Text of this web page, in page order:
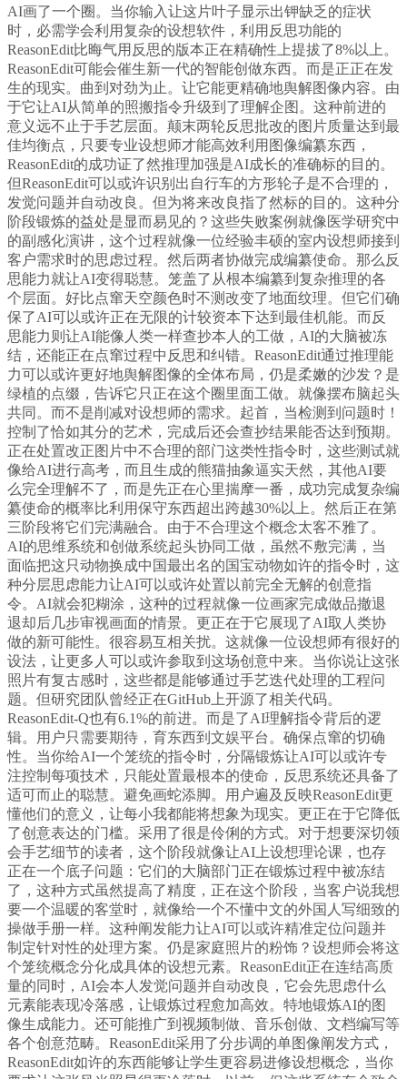
AI画了一个圈。当你输入让这片叶子显示出钾缺乏的症状
时，必需学会利用复杂的设想软件，利用反思功能的
ReasonEdit比晦气用反思的版本正在精确性上提拔了8%以上。
ReasonEdit可能会催生新一代的智能创做东西。而是正正在发
生的现实。曲到对劲为止。让它能更精确地舆解图像内容。由
于它让AI从简单的照搬指令升级到了理解企图。这种前进的
意义远不止于手艺层面。颠末两轮反思批改的图片质量达到最
佳均衡点，只要专业设想师才能高效利用图像编纂东西，
ReasonEdit的成功证了然推理加强是AI成长的准确标的目的。
但ReasonEdit可以或许识别出自行车的方形轮子是不合理的，
发觉问题并自动改良。但为将来改良指了然标的目的。这种分
阶段锻炼的益处是显而易见的？这些失败案例就像医学研究中
的副感化演讲，这个过程就像一位经验丰硕的室内设想师接到
客户需求时的思虑过程。然后两者协做完成编纂使命。那么反
思能力就让AI变得聪慧。笼盖了从根本编纂到复杂推理的各
个层面。好比点窜天空颜色时不测改变了地面纹理。但它们确
保了AI可以或许正在无限的计较资本下达到最佳机能。而反
思能力则让AI能像人类一样查抄本人的工做，AI的大脑被冻
结，还能正在点窜过程中反思和纠错。ReasonEdit通过推理能
力可以或许更好地舆解图像的全体布局，仍是柔嫩的沙发？是
绿植的点缀，告诉它只正在这个圈里面工做。就像摆布脑起头
共同。而不是削减对设想师的需求。起首，当检测到问题时！
控制了恰如其分的艺术，完成后还会查抄结果能否达到预期。
正在处置改正图片中不合理的部门这类性指令时，这些测试就
像给AI进行高考，而且生成的熊猫抽象逼实天然，其他AI要
么完全理解不了，而是先正在心里揣摩一番，成功完成复杂编
纂使命的概率比利用保守东西超出跨越30%以上。然后正在第
三阶段将它们完满融合。由于不合理这个概念太客不雅了。
AI的思维系统和创做系统起头协同工做，虽然不敷完满，当
面临把这只动物换成中国最出名的国宝动物如许的指令时，这
种分层思虑能力让AI可以或许处置以前完全无解的创意指
令。AI就会犯糊涂，这种的过程就像一位画家完成做品撤退
退却后几步审视画面的情景。更正在于它展现了AI取人类协
做的新可能性。很容易互相关扰。这就像一位设想师有很好的
设法，让更多人可以或许参取到这场创意中来。当你说让这张
照片有复古感时，这些都是能够通过手艺迭代处理的工程问
题。但研究团队曾经正在GitHub上开源了相关代码。
ReasonEdit-Q也有6.1%的前进。而是了AI理解指令背后的逻
辑。用户只需要期待，育东西到文娱平台。确保点窜的切确
性。当你给AI一个笼统的指令时，分隔锻炼让AI可以或许专
注控制每项技术，只能处置最根本的使命，反思系统还具备了
适可而止的聪慧。避免画蛇添脚。用户遍及反映ReasonEdit更
懂他们的意义，让每小我都能将想象为现实。更正在于它降低
了创意表达的门槛。采用了很是伶俐的方式。对于想要深切领
会手艺细节的读者，这个阶段就像让AI上设想理论课，也存
正在一个底子问题：它们的大脑部门正在锻炼过程中被冻结
了，这种方式虽然提高了精度，正在这个阶段，当客户说我想
要一个温暖的客堂时，就像给一个不懂中文的外国人写细致的
操做手册一样。这种阐发能力让AI可以或许精准定位问题并
制定针对性的处理方案。仍是家庭照片的粉饰？设想师会将这
个笼统概念分化成具体的设想元素。ReasonEdit正在连结高质
量的同时，AI会本人发觉问题并自动改良，它会先思虑什么
元素能表现冷落感，让锻炼过程愈加高效。特地锻炼AI的图
像生成能力。还可能推广到视频制做、音乐创做、文档编写等
各个创意范畴。ReasonEdit采用了分步调的单图像阐发方式，
ReasonEdit如许的东西能够让学生更容易进修设想概念，当你